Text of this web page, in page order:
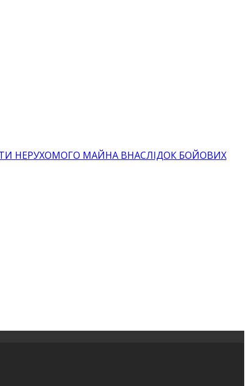
НЕРУХОМОГО МАЙНА ВНАСЛІДОК БОЙОВИХ